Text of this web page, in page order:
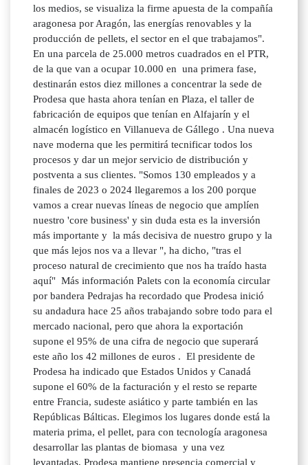
los medios, se visualiza la firme apuesta de la compañía
aragonesa por Aragón, las energías renovables y la
producción de pellets, el sector en el que trabajamos".
En una parcela de 25.000 metros cuadrados en el PTR,
de la que van a ocupar 10.000 en una primera fase,
destinarán estos diez millones a concentrar la sede de
Prodesa que hasta ahora tenían en Plaza, el taller de
fabricación de equipos que tenían en Alfajarín y el
almacén logístico en Villanueva de Gállego . Una nueva
nave moderna que les permitirá tecnificar todos los
procesos y dar un mejor servicio de distribución y
postventa a sus clientes. "Somos 130 empleados y a
finales de 2023 o 2024 llegaremos a los 200 porque
vamos a crear nuevas líneas de negocio que amplíen
nuestro 'core business' y sin duda esta es la inversión
más importante y la más decisiva de nuestro grupo y la
que más lejos nos va a llevar ", ha dicho, "tras el
proceso natural de crecimiento que nos ha traído hasta
aquí" Más información Palets con la economía circular
por bandera Pedrajas ha recordado que Prodesa inició
su andadura hace 25 años trabajando sobre todo para el
mercado nacional, pero que ahora la exportación
supone el 95% de una cifra de negocio que superará
este año los 42 millones de euros . El presidente de
Prodesa ha indicado que Estados Unidos y Canadá
supone el 60% de la facturación y el resto se reparte
entre Francia, sudeste asiático y parte también en las
Repúblicas Bálticas. Elegimos los lugares donde está la
materia prima, el pellet, para con tecnología aragonesa
desarrollar las plantas de biomasa y una vez
levantadas, Prodesa mantiene presencia comercial y